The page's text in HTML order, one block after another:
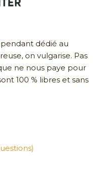
dédié au
on vulgarise. Pas
ne nous paye pour
100 % libres et sans